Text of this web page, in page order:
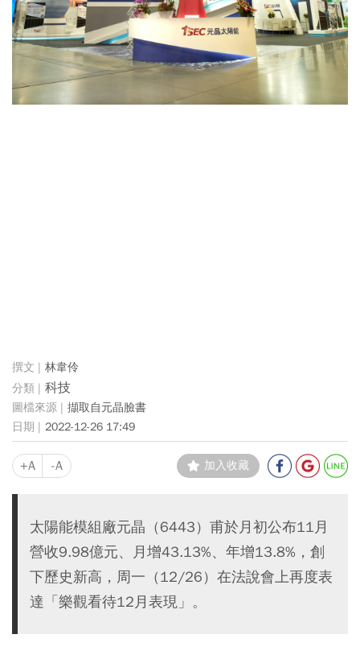
林韋伶
科技
擷取自元晶臉書
2022-12-26 17:49
+A -A 加入收藏
太陽能模組廠元晶（6443）甫於月初公布11月
營收9.98億元、月增43.13%、年增13.8%，創
下歷史新高，周一（12/26）在法說會上再度表
達「樂觀看待12月表現」。